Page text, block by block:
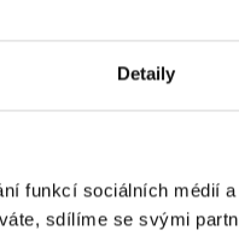
Detaily
funkcí sociálních médií
sdílíme se svými